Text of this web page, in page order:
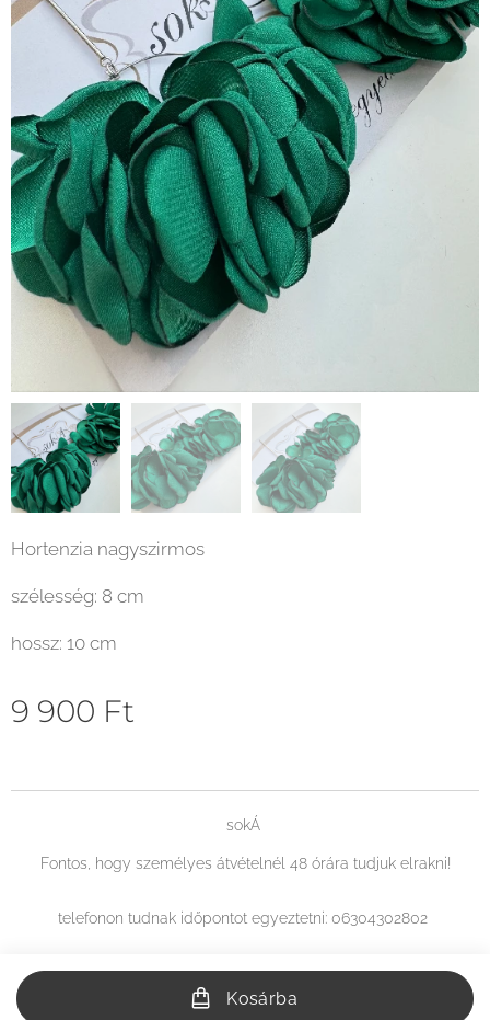
Hortenzia nagyszirmos
szélesség: 8 cm
hossz: 10 cm
9 900 Ft
Kosárba
sokÁ
Fontos, hogy személyes átvételnél 48 órára tudjuk elrakni!
telefonon tudnak időpontot egyeztetni: 06304302802